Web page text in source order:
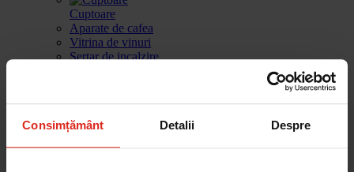
Consimțământ Detalii Despre
Cuptoare
Aparate de cafea
Vitrina de vinuri
Sertar de incalzire
Gestionarea deseurilor